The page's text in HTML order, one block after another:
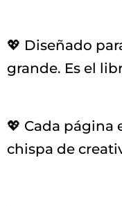
💖 Diseñado
grande. Es el
💖 Cada página
chispa de